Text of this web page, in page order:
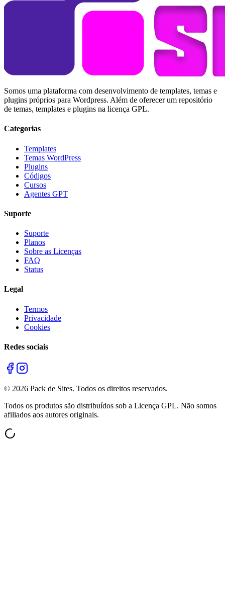
Somos uma plataforma com desenvolvimento de templates, temas e
plugins próprios para Wordpress. Além de oferecer um repositório
de temas, templates e plugins na licença GPL.
Categorias
Templates
Temas WordPress
Plugins
Códigos
Cursos
Agentes GPT
Suporte
Suporte
Planos
Sobre as Licenças
FAQ
Status
Legal
Termos
Privacidade
Cookies
Redes sociais
© 2026 Pack de Sites. Todos os direitos reservados.
Todos os produtos são distribuídos sob a Licença GPL. Não somos
afiliados aos autores originais.